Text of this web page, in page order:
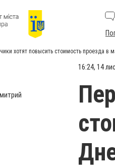
хотят повысить стоимость проезда в
16:24, 14